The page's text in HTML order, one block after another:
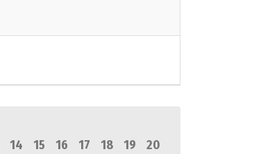
14 15 16 17 18 19
20